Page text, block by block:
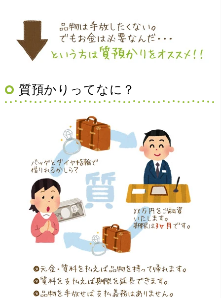
（大阪府豊中市）買取査定の流れがとても丁寧でお話がし
やすくとても良い時間になりました!!満足出来る買取です。
（大阪府寝屋川市）質屋さんは初めてて不安でしたが、他
店買い取りより高く思っていた以上の金額で大満足です。
説明もわかりやすく、優しい話し方の対応でとても良かっ
たです。
質預かりってなに？